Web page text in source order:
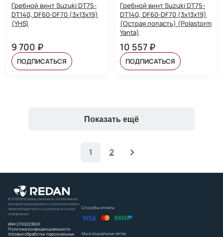
Гребной винт Suzuki DT75-
DT140, DF60-DF70 (3x13x19)
(YHS)
9 700 ₽
ПОДПИСАТЬСЯ
Гребной винт Suzuki DT75-
DT140, DF60-DF70 (3x13x19)
(Острая лопасть) (Polastorm
Yanta)
10 557 ₽
ПОДПИСАТЬСЯ
Показать ещё
1 2
© 2026 Все права защищены. Копирование
материалов разрешено с указанием имени
правообладателя и ссылкой на источник
информации
ИНН 2700023600
Политика конфиденциальности
Условия обработки персональных
Способы оплаты:
Мы в социальных сетях